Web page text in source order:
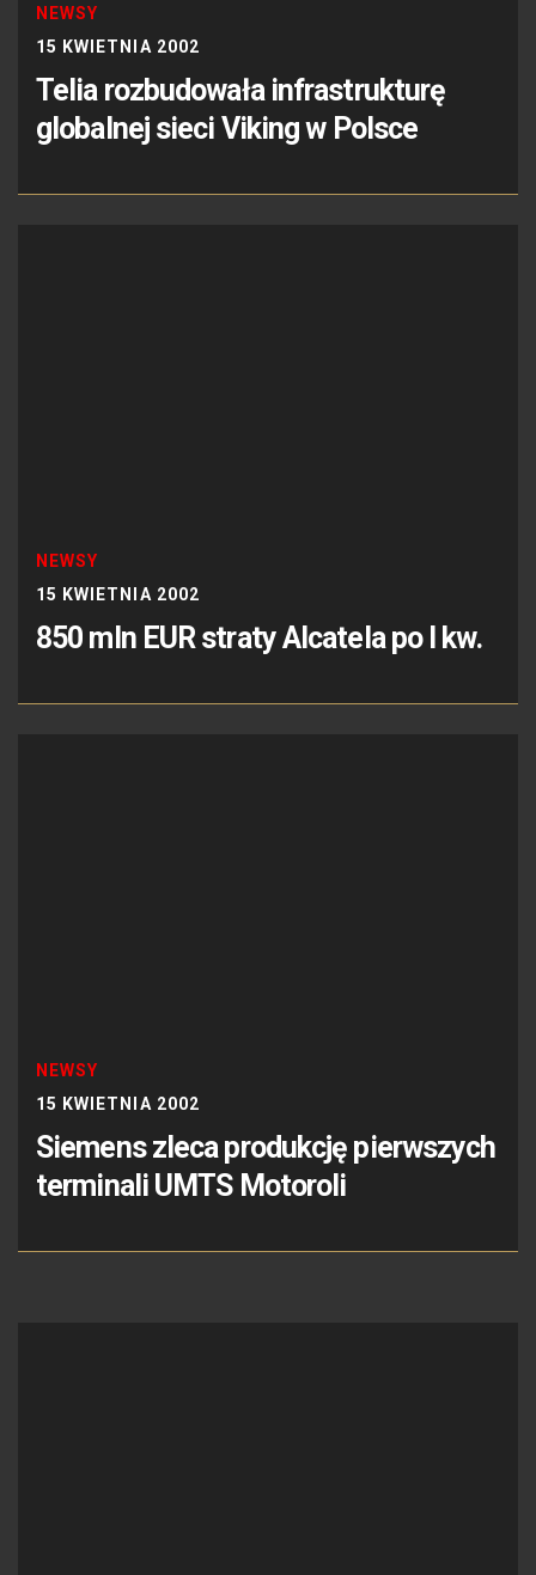
NEWSY
15 KWIETNIA 2002
Telia rozbudowała infrastrukturę
globalnej sieci Viking w Polsce
NEWSY
15 KWIETNIA 2002
850 mln EUR straty Alcatela po I kw.
NEWSY
15 KWIETNIA 2002
Siemens zleca produkcję pierwszych
terminali UMTS Motoroli